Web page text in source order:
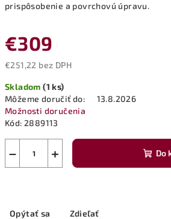
prispôsobenie a povrchovú úpravu.
€309
€251,22 bez DPH
cena:
Skladom(1 ks)
Môžeme doručiť do:
13.8.2026
Možnosti doručenia
Kód: 2889113
+
− Do
Opýtať sa Zdieľať